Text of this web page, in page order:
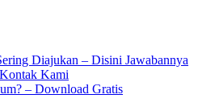
Diajukan – Disini Jawabannya
Kami
– Download Gratis